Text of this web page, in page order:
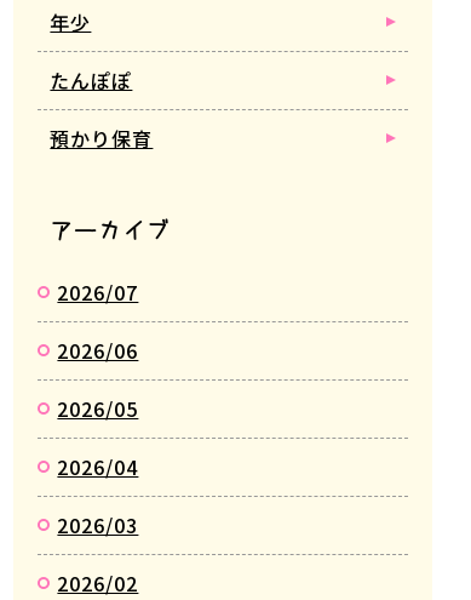
年少
たんぽぽ
預かり保育
アーカイブ
2026/07
2026/06
2026/05
2026/04
2026/03
2026/02